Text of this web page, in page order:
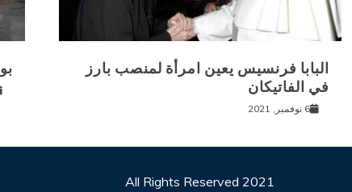
البابا فرنسيس يعين امرأة لمنصب بارز
في الفاتيكان
6 نوفمبر, 2021
All Rights Reserved 2021